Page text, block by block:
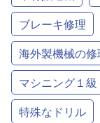
ブレーキ修理
海外製機械の修
マシニング１級
特殊なドリル